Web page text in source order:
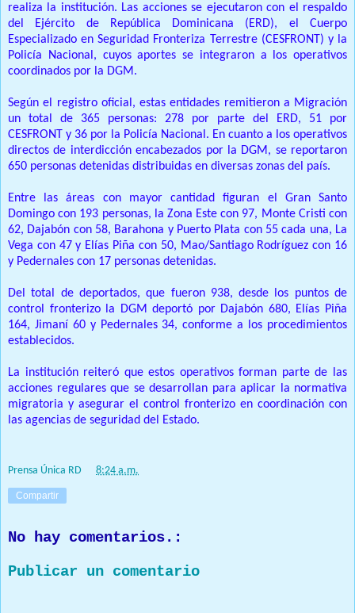
realiza la institución. Las acciones se ejecutaron con el respaldo
del Ejército de República Dominicana (ERD), el Cuerpo
Especializado en Seguridad Fronteriza Terrestre (CESFRONT) y la
Policía Nacional, cuyos aportes se integraron a los operativos
coordinados por la DGM.
Según el registro oficial, estas entidades remitieron a Migración
un total de 365 personas: 278 por parte del ERD, 51 por
CESFRONT y 36 por la Policía Nacional. En cuanto a los operativos
directos de interdicción encabezados por la DGM, se reportaron
650 personas detenidas distribuidas en diversas zonas del país.
Entre las áreas con mayor cantidad figuran el Gran Santo
Domingo con 193 personas, la Zona Este con 97, Monte Cristi con
62, Dajabón con 58, Barahona y Puerto Plata con 55 cada una, La
Vega con 47 y Elías Piña con 50, Mao/Santiago Rodríguez con 16
y Pedernales con 17 personas detenidas.
Del total de deportados, que fueron 938, desde los puntos de
control fronterizo la DGM deportó por Dajabón 680, Elías Piña
164, Jimaní 60 y Pedernales 34, conforme a los procedimientos
establecidos.
La institución reiteró que estos operativos forman parte de las
acciones regulares que se desarrollan para aplicar la normativa
migratoria y asegurar el control fronterizo en coordinación con
las agencias de seguridad del Estado.
Prensa Única RD 8:24 a.m.
Compartir
No hay comentarios.:
Publicar un comentario